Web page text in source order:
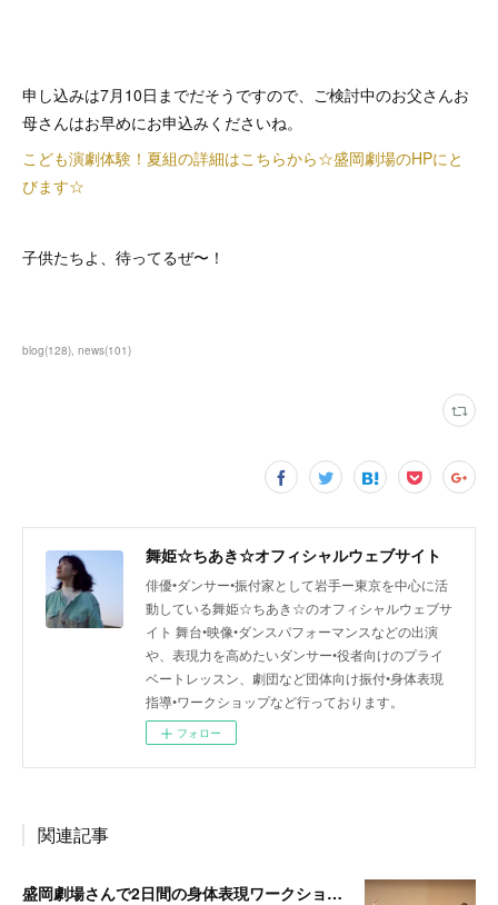
申し込みは7月10日までだそうですので、ご検討中のお父さんお
母さんはお早めにお申込みくださいね。
こども演劇体験！夏組の詳細はこちらから☆盛岡劇場のHPにと
びます☆
子供たちよ、待ってるぜ〜！
blog(128) news(101)
舞姫☆ちあき☆オフィシャルウェブサイト
俳優•ダンサー•振付家として岩手ー東京を中心に活
動している舞姫☆ちあき☆のオフィシャルウェブサ
イト 舞台•映像•ダンスパフォーマンスなどの出演
や、表現力を高めたいダンサー•役者向けのプライ
ベートレッスン、劇団など団体向け振付•身体表現
指導•ワークショップなど行っております。
フォロー
関連記事
盛岡劇場さんで2日間の身体表現ワークショップをさせていただきました！